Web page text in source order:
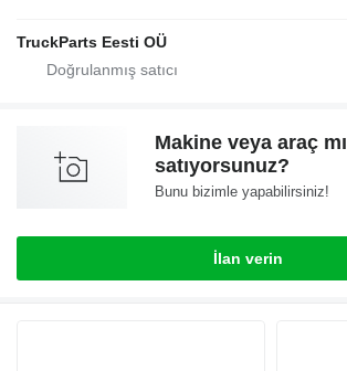
TruckParts Eesti OÜ
Makine veya araç mı
satıyorsunuz?
Bunu bizimle yapabilirsiniz!
İlan verin